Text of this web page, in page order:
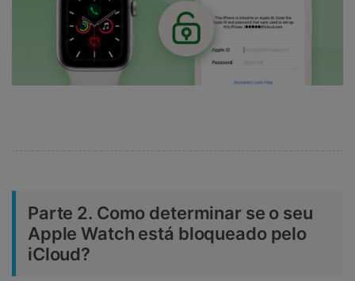
Parte 2. Como determinar se o seu
Apple Watch está bloqueado pelo
iCloud?